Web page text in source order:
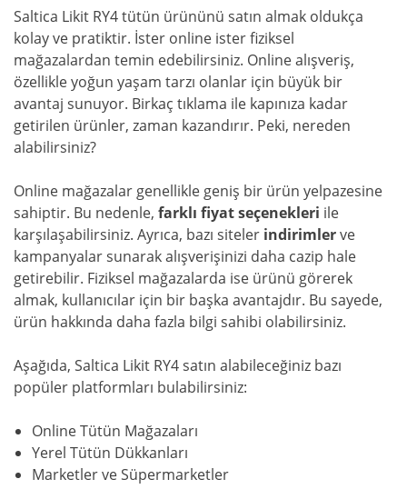
Saltica Likit RY4 tütün ürününü satın almak oldukça
kolay ve pratiktir. İster online ister fiziksel
mağazalardan temin edebilirsiniz. Online alışveriş,
özellikle yoğun yaşam tarzı olanlar için büyük bir
avantaj sunuyor. Birkaç tıklama ile kapınıza kadar
getirilen ürünler, zaman kazandırır. Peki, nereden
alabilirsiniz?
Online mağazalar genellikle geniş bir ürün yelpazesine
sahiptir. Bu nedenle, farklı fiyat seçenekleri ile
karşılaşabilirsiniz. Ayrıca, bazı siteler indirimlerve
kampanyalar sunarak alışverişinizi daha cazip hale
getirebilir. Fiziksel mağazalarda ise ürünü görerek
almak, kullanıcılar için bir başka avantajdır. Bu sayede,
ürün hakkında daha fazla bilgi sahibi olabilirsiniz.
Aşağıda, Saltica Likit RY4 satın alabileceğiniz bazı
popüler platformları bulabilirsiniz:
Online Tütün Mağazaları
Yerel Tütün Dükkanları
Marketler ve Süpermarketler